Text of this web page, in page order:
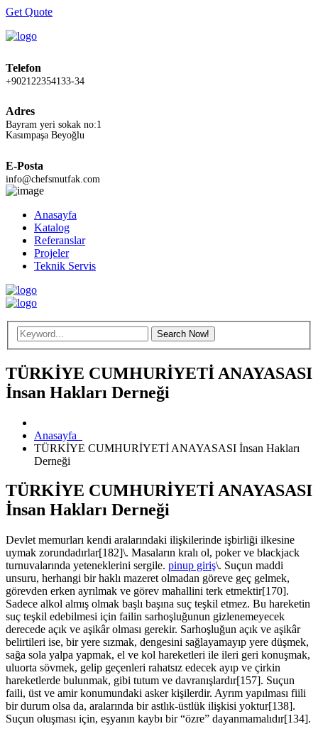
Get Quote
Telefon
+902122354133-34
Adres
Bayram yeri sokak no:1
Kasımpaşa Beyoğlu
E-Posta
info@chefsmutfak.com
Anasayfa
Katalog
Referanslar
Projeler
Teknik Servis
TÜRKİYE CUMHURİYETİ ANAYASASI
İnsan Hakları Derneği
Anasayfa
TÜRKİYE CUMHURİYETİ ANAYASASI İnsan Hakları
Derneği
TÜRKİYE CUMHURİYETİ ANAYASASI
İnsan Hakları Derneği
Devlet memurları kendi aralarındaki ilişkilerinde işbirliği ilkesine
uymak zorundadırlar[182]\. Masaların kralı ol, poker ve blackjack
turnuvalarında yeteneklerini sergile. pinup giriş\. Suçun maddi
unsuru, herhangi bir haklı mazeret olmadan göreve geç gelmek,
görevden erken ayrılmak ve görev mahallini terk etmektir[170].
Sadece alkol almış olmak başlı başına suç teşkil etmez. Bu hareketin
suç teşkil edebilmesi için failin sarhoşluğunun gizlenemeyecek
derecede açık ve aşikâr olması gerekir. Sarhoşluğun açık ve aşikâr
belirtileri ise, bir yere sızmak, dengesini sağlayamayıp yere düşmek,
sağa sola yalpa yapmak, el ve kol hareketleri ile ileri geri konuşmak,
uluorta sövmek, gelip geçenleri rahatsız edecek ayıp ve çirkin
hareketlerde bulunmak, gibi tutum ve davranışlardır[157]. Suçun
faili, üst ve amir konumundaki asker kişilerdir. Ayrım yapılması fiili
bir durum olsa da, aralarında bir astlık-üstlük ilişkisi yoktur[138].
Suçun oluşması için, eşyanın kaybı bir “özre” dayanmamalıdır[134].